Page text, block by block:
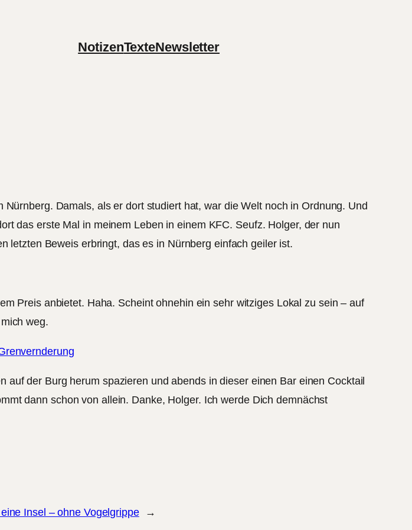
NotizenTexteNewsletter
Damals, als er dort studiert hat, war die Welt noch in Ordnung. Und
das erste Mal in meinem Leben in einem KFC. Seufz. Holger, der nun
letzten Beweis erbringt, das es in Nürnberg einfach geiler ist.
Preis anbietet. Haha. Scheint ohnehin ein sehr witziges Lokal zu sein – auf
weg.
der Burg herum spazieren und abends in dieser einen Bar einen Cocktail
dann schon von allein. Danke, Holger. Ich werde Dich demnächst
Insel – ohne Vogelgrippe →